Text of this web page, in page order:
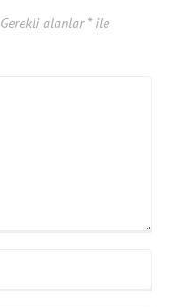
Gerekli alanlar *ile